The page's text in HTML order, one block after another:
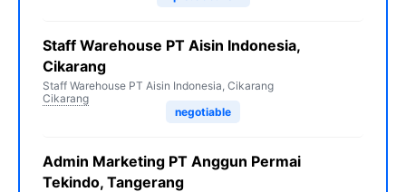
Staff Warehouse PT Aisin Indonesia,
Cikarang
Staff Warehouse PT Aisin Indonesia, Cikarang
Cikarang
negotiable
Admin Marketing PT Anggun Permai
Tekindo, Tangerang